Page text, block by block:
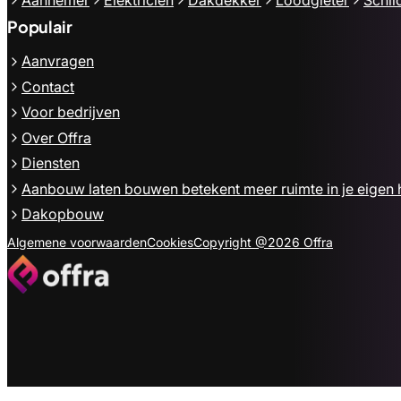
Populair
Aanvragen
Contact
Voor bedrijven
Over Offra
Diensten
Aanbouw laten bouwen betekent meer ruimte in je eigen
Dakopbouw
Algemene voorwaardenCookiesCopyright @2026 Offra